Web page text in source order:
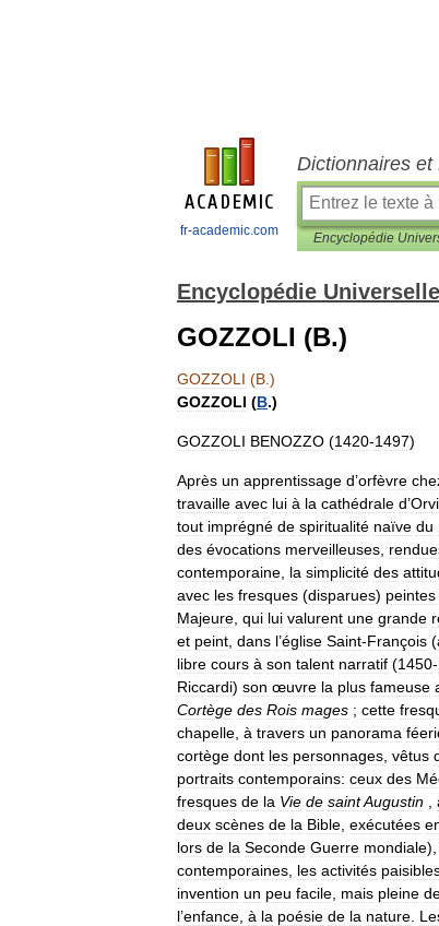
fr-academic.com
Dictionnaires et
Encyclopédie Universelle
GOZZOLI (B.)
GOZZOLI (B .)
GOZZOLI (B.)
GOZZOLI BENOZZO (1420-1497)
Après un apprentissage d’orfèvre
travaille avec lui à la cathédrale d’
tout imprégné de spiritualité naïve du
des évocations merveilleuses
contemporaine la simplicité des
avec les fresques (disparues) peintes
Majeure qui lui valurent une grande
et peint dans l’église Saint-François (
libre cours à son talent narratif (1450-
Riccardi) son œuvre la plus fameuse
Cortège des Rois mages ; cette
chapelle à travers un panorama
cortège dont les personnages vêtus
portraits contemporains: ceux des
fresques de la Vie de saintAugustin
deux scènes de la Bible exécutées
lors de la Seconde Guerre mondiale),
contemporaines les activités
invention un peu facile mais pleine
l’enfance à la poésie de la nature